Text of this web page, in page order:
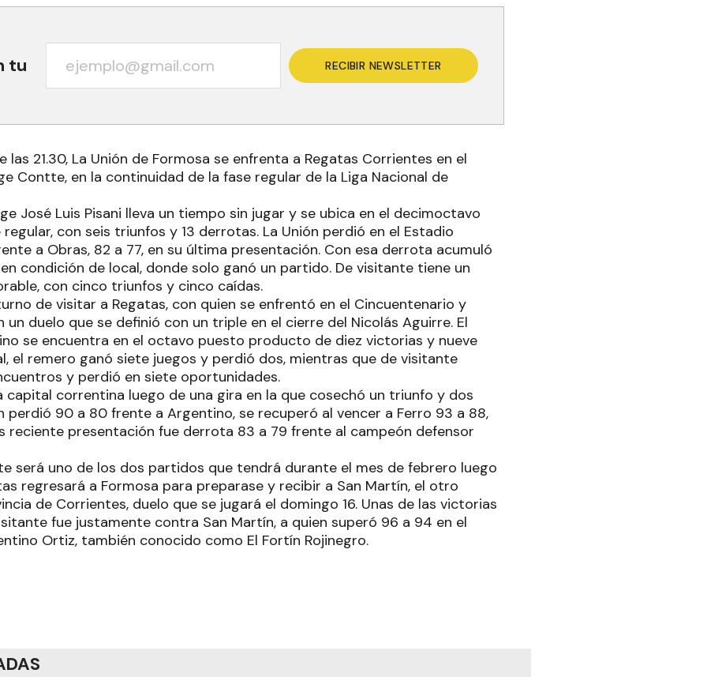
tu RECIBIR NEWSLETTER
las 21.30, La Unión de Formosa se enfrenta a Regatas Corrientes en el
Contte, en la continuidad de la fase regular de la Liga Nacional de
José Luis Pisani lleva un tiempo sin jugar y se ubica en el decimoctavo
con seis triunfos y 13 derrotas. La Unión perdió en el Estadio
a Obras, 82 a 77, en su última presentación. Con esa derrota acumuló
condición de local, donde solo ganó un partido. De visitante tiene un
con cinco triunfos y cinco caídas.
de visitar a Regatas, con quien se enfrentó en el Cincuentenario y
un duelo que se definió con un triple en el cierre del Nicolás Aguirre. El
se encuentra en el octavo puesto producto de diez victorias y nueve
el remero ganó siete juegos y perdió dos, mientras que de visitante
y perdió en siete oportunidades.
capital correntina luego de una gira en la que cosechó un triunfo y dos
perdió 90 a 80 frente a Argentino, se recuperó al vencer a Ferro 93 a 88,
reciente presentación fue derrota 83 a 79 frente al campeón defensor
será uno de los dos partidos que tendrá durante el mes de febrero luego
regresará a Formosa para preparase y recibir a San Martín, el otro
de Corrientes, duelo que se jugará el domingo 16. Unas de las victorias
fue justamente contra San Martín, a quien superó 96 a 94 en el
Ortiz, también conocido como El Fortín Rojinegro.